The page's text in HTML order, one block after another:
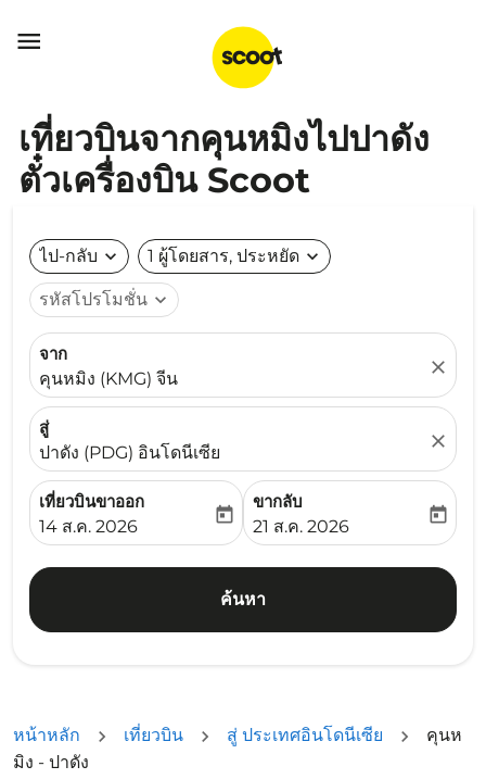

เที่ยวบินจากคุนหมิงไปปาดัง
ตั๋วเครื่องบิน Scoot
ไป-กลับ expand_more 1 ผู้โดยสาร, ประหยัด expand_more
รหัสโปรโมชั่น expand_more
จาก
คุนหมิง (KMG) จีน
close
สู่
ปาดัง (PDG) อินโดนีเซีย
close
เที่ยวบินขาออก
fc-booking-departure-date-aria-label
14 ส.ค. 2026
today
ขากลับ
fc-booking-return-date-
21 ส.ค. 2026
today
ค้นหา
หน้าหลัก เที่ยวบิน สู่ ประเทศอินโดนีเซีย
คุนห
มิง - ปาดัง